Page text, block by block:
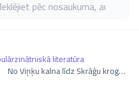
pēc nosaukuma, autora,
literatūra
No Viņķu kalna līdz Skrāģu krogam